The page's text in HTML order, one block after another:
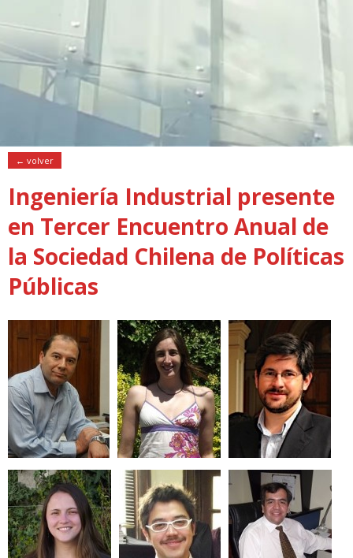
← volver
Ingeniería Industrial presente
en Tercer Encuentro Anual de
la Sociedad Chilena de Políticas
Públicas